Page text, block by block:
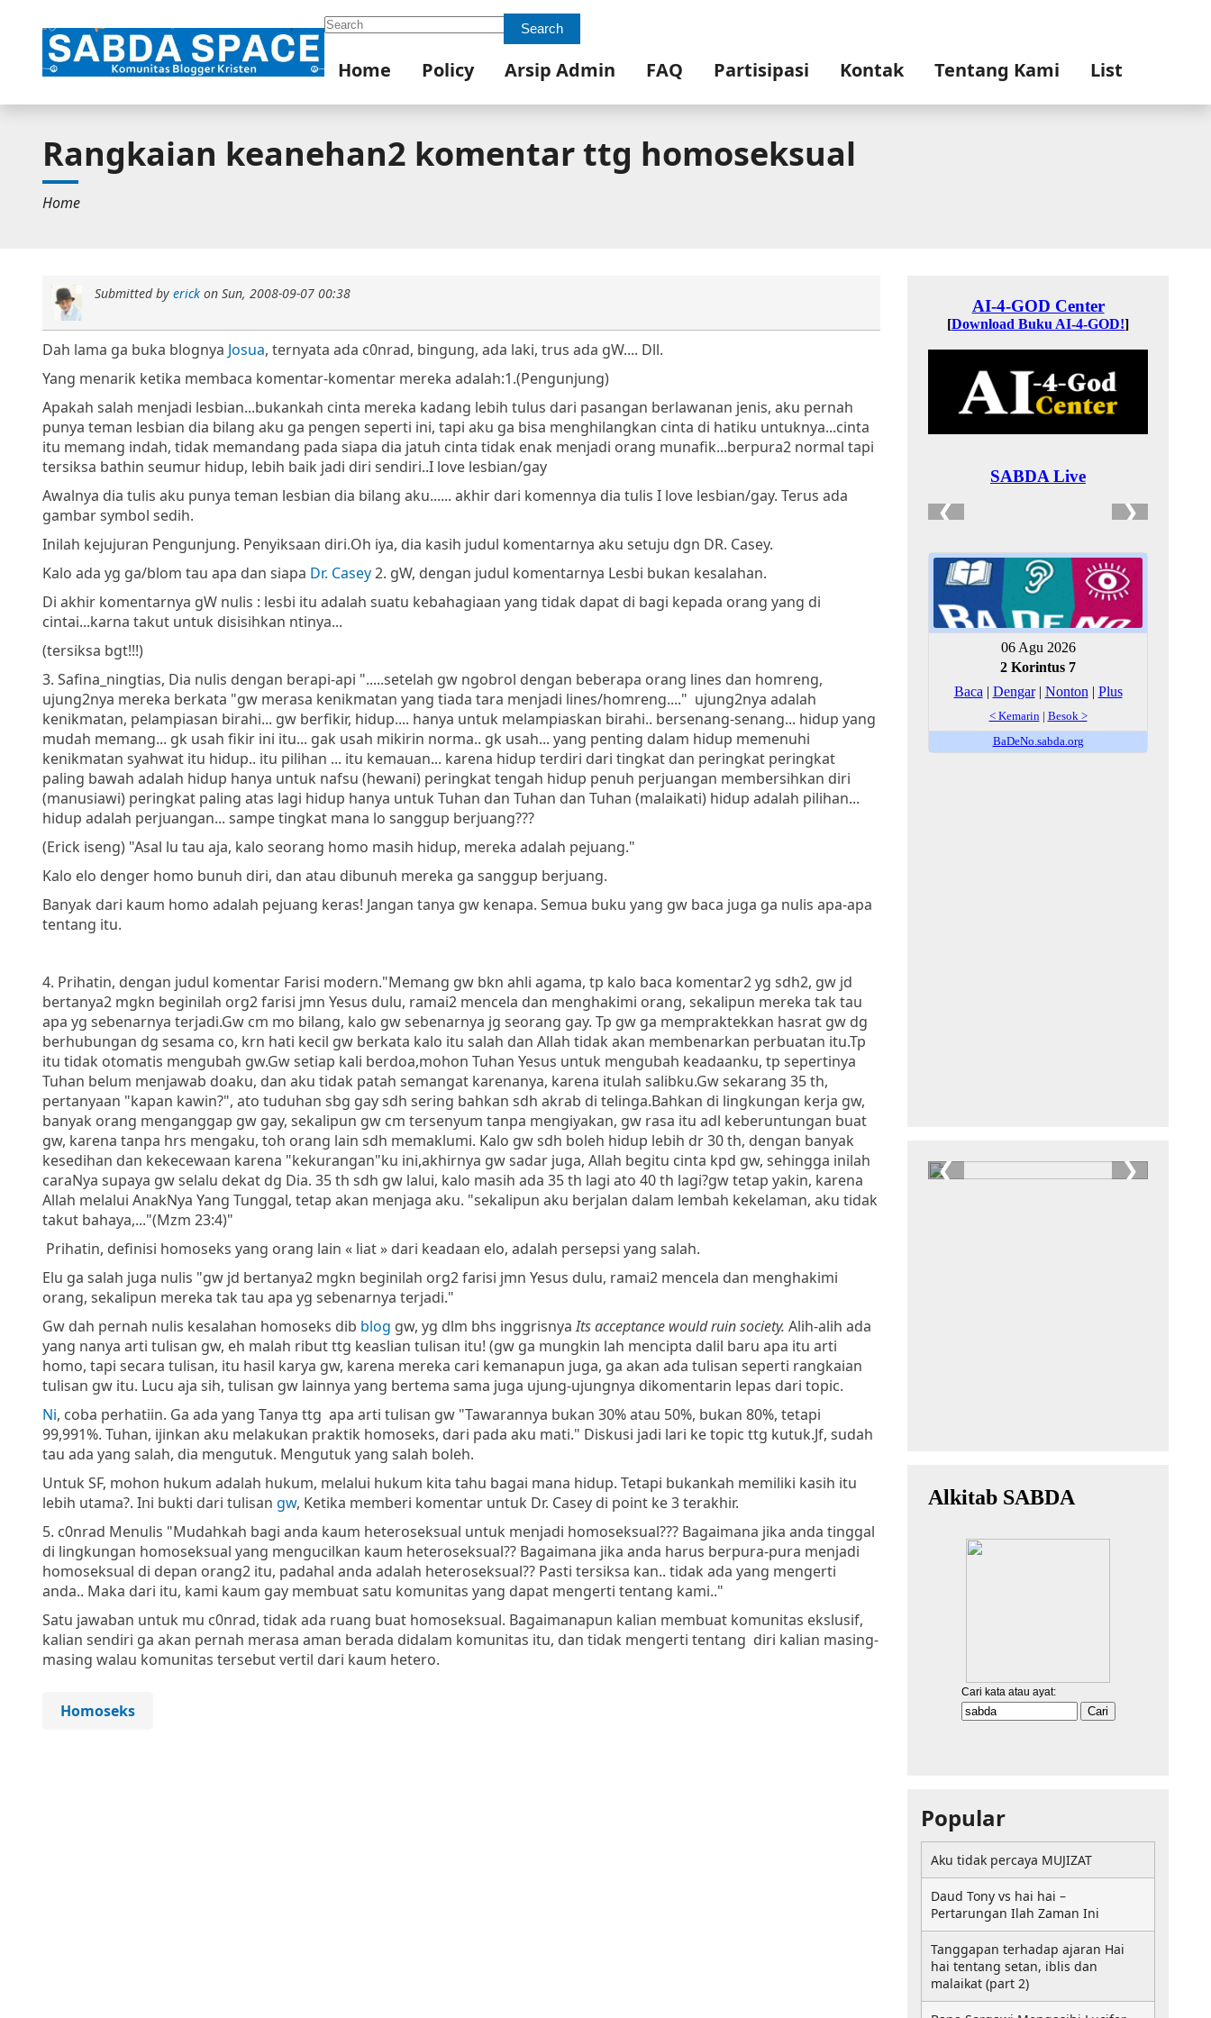
Search Search
Home Policy Arsip Admin FAQ Partisipasi Kontak Tentang Kami List
Rangkaian keanehan2 komentar ttg homoseksual
Home
Submitted byerick onSun, 2008-09-07 00:38
Dah lama ga buka blognya Josua, ternyata ada c0nrad, bingung, ada laki, trus ada gW.... Dll.
Yang menarik ketika membaca komentar-komentar mereka adalah:1.(Pengunjung)
Apakah salah menjadi lesbian...bukankah cinta mereka kadang lebih tulus dari pasangan berlawanan jenis, aku pernah
punya teman lesbian dia bilang aku ga pengen seperti ini, tapi aku ga bisa menghilangkan cinta di hatiku untuknya...cinta
itu memang indah, tidak memandang pada siapa dia jatuh cinta tidak enak menjadi orang munafik...berpura2 normal tapi
tersiksa bathin seumur hidup, lebih baik jadi diri sendiri..I love lesbian/gay
Awalnya dia tulis aku punya teman lesbian dia bilang aku...... akhir dari komennya dia tulis I love lesbian/gay. Terus ada
gambar symbol sedih.
Inilah kejujuran Pengunjung. Penyiksaan diri.Oh iya, dia kasih judul komentarnya aku setuju dgn DR. Casey.
Kalo ada yg ga/blom tau apa dan siapa Dr. Casey2. gW, dengan judul komentarnya Lesbi bukan kesalahan.
Di akhir komentarnya gW nulis : lesbi itu adalah suatu kebahagiaan yang tidak dapat di bagi kepada orang yang di
cintai...karna takut untuk disisihkan ntinya...
(tersiksa bgt!!!)
3. Safina_ningtias, Dia nulis dengan berapi-api ".....setelah gw ngobrol dengan beberapa orang lines dan homreng,
ujung2nya mereka berkata "gw merasa kenikmatan yang tiada tara menjadi lines/homreng...." ujung2nya adalah
kenikmatan, pelampiasan birahi... gw berfikir, hidup.... hanya untuk melampiaskan birahi.. bersenang-senang... hidup yang
mudah memang... gk usah fikir ini itu... gak usah mikirin norma.. gk usah... yang penting dalam hidup memenuhi
kenikmatan syahwat itu hidup.. itu pilihan ... itu kemauan... karena hidup terdiri dari tingkat dan peringkat peringkat
paling bawah adalah hidup hanya untuk nafsu (hewani) peringkat tengah hidup penuh perjuangan membersihkan diri
(manusiawi) peringkat paling atas lagi hidup hanya untuk Tuhan dan Tuhan dan Tuhan (malaikati) hidup adalah pilihan...
hidup adalah perjuangan... sampe tingkat mana lo sanggup berjuang???
(Erick iseng) "Asal lu tau aja, kalo seorang homo masih hidup, mereka adalah pejuang."
Kalo elo denger homo bunuh diri, dan atau dibunuh mereka ga sanggup berjuang.
Banyak dari kaum homo adalah pejuang keras! Jangan tanya gw kenapa. Semua buku yang gw baca juga ga nulis apa-apa
tentang itu.
4. Prihatin, dengan judul komentar Farisi modern."Memang gw bkn ahli agama, tp kalo baca komentar2 yg sdh2, gw jd
bertanya2 mgkn beginilah org2 farisi jmn Yesus dulu, ramai2 mencela dan menghakimi orang, sekalipun mereka tak tau
apa yg sebenarnya terjadi.Gw cm mo bilang, kalo gw sebenarnya jg seorang gay. Tp gw ga mempraktekkan hasrat gw dg
berhubungan dg sesama co, krn hati kecil gw berkata kalo itu salah dan Allah tidak akan membenarkan perbuatan itu.Tp
itu tidak otomatis mengubah gw.Gw setiap kali berdoa,mohon Tuhan Yesus untuk mengubah keadaanku, tp sepertinya
Tuhan belum menjawab doaku, dan aku tidak patah semangat karenanya, karena itulah salibku.Gw sekarang 35 th,
pertanyaan "kapan kawin?", ato tuduhan sbg gay sdh sering bahkan sdh akrab di telinga.Bahkan di lingkungan kerja gw,
banyak orang menganggap gw gay, sekalipun gw cm tersenyum tanpa mengiyakan, gw rasa itu adl keberuntungan buat
gw, karena tanpa hrs mengaku, toh orang lain sdh memaklumi. Kalo gw sdh boleh hidup lebih dr 30 th, dengan banyak
kesedihan dan kekecewaan karena "kekurangan"ku ini,akhirnya gw sadar juga, Allah begitu cinta kpd gw, sehingga inilah
caraNya supaya gw selalu dekat dg Dia. 35 th sdh gw lalui, kalo masih ada 35 th lagi ato 40 th lagi?gw tetap yakin, karena
Allah melalui AnakNya Yang Tunggal, tetap akan menjaga aku. "sekalipun aku berjalan dalam lembah kekelaman, aku tidak
takut bahaya,..."(Mzm 23:4)"
Prihatin, definisi homoseks yang orang lain « liat » dari keadaan elo, adalah persepsi yang salah.
Elu ga salah juga nulis "gw jd bertanya2 mgkn beginilah org2 farisi jmn Yesus dulu, ramai2 mencela dan menghakimi
orang, sekalipun mereka tak tau apa yg sebenarnya terjadi."
Gw dah pernah nulis kesalahan homoseks dib blog gw, yg dlm bhs inggrisnyaIts acceptance would ruin society. Alih-alih ada
yang nanya arti tulisan gw, eh malah ribut ttg keaslian tulisan itu! (gw ga mungkin lah mencipta dalil baru apa itu arti
homo, tapi secara tulisan, itu hasil karya gw, karena mereka cari kemanapun juga, ga akan ada tulisan seperti rangkaian
tulisan gw itu. Lucu aja sih, tulisan gw lainnya yang bertema sama juga ujung-ujungnya dikomentarin lepas dari topic.
Ni, coba perhatiin. Ga ada yang Tanya ttg apa arti tulisan gw "Tawarannya bukan 30% atau 50%, bukan 80%, tetapi
99,991%. Tuhan, ijinkan aku melakukan praktik homoseks, dari pada aku mati." Diskusi jadi lari ke topic ttg kutuk.Jf, sudah
tau ada yang salah, dia mengutuk. Mengutuk yang salah boleh.
Untuk SF, mohon hukum adalah hukum, melalui hukum kita tahu bagai mana hidup. Tetapi bukankah memiliki kasih itu
lebih utama?. Ini bukti dari tulisan gw, Ketika memberi komentar untuk Dr. Casey di point ke 3 terakhir.
5. c0nrad Menulis "Mudahkah bagi anda kaum heteroseksual untuk menjadi homoseksual??? Bagaimana jika anda tinggal
di lingkungan homoseksual yang mengucilkan kaum heteroseksual?? Bagaimana jika anda harus berpura-pura menjadi
homoseksual di depan orang2 itu, padahal anda adalah heteroseksual?? Pasti tersiksa kan.. tidak ada yang mengerti
anda.. Maka dari itu, kami kaum gay membuat satu komunitas yang dapat mengerti tentang kami.."
Satu jawaban untuk mu c0nrad, tidak ada ruang buat homoseksual. Bagaimanapun kalian membuat komunitas ekslusif,
kalian sendiri ga akan pernah merasa aman berada didalam komunitas itu, dan tidak mengerti tentang diri kalian masing-
masing walau komunitas tersebut vertil dari kaum hetero.
Homoseks
Popular
Aku tidak percaya MUJIZAT
Daud Tony vs hai hai –
Pertarungan Ilah Zaman Ini
Tanggapan terhadap ajaran Hai
hai tentang setan, iblis dan
malaikat (part 2)